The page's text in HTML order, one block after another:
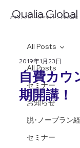
​クオリアグローバルマネジメント株式会社
​Qualia
All Posts
セミナー
お知らせ
脱･ノープラン
セミナー
All Posts
自費カウ
期開講！
2019年1月23日